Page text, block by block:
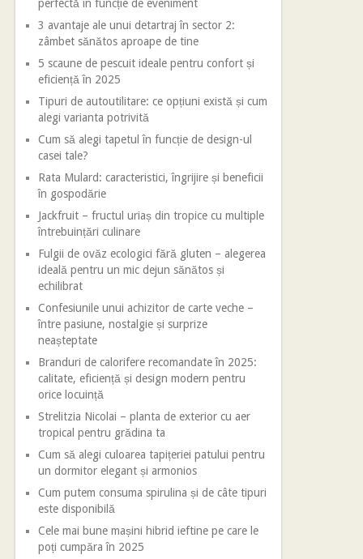
perfectă în funcție de eveniment
3 avantaje ale unui detartraj în sector 2:
zâmbet sănătos aproape de tine
5 scaune de pescuit ideale pentru confort și
eficiență în 2025
Tipuri de autoutilitare: ce opțiuni există și cum
alegi varianta potrivită
Cum să alegi tapetul în funcție de design-ul
casei tale?
Rata Mulard: caracteristici, îngrijire și beneficii
în gospodărie
Jackfruit – fructul uriaș din tropice cu multiple
întrebuințări culinare
Fulgii de ovăz ecologici fără gluten – alegerea
ideală pentru un mic dejun sănătos și
echilibrat
Confesiunile unui achizitor de carte veche –
între pasiune, nostalgie și surprize
neașteptate
Branduri de calorifere recomandate în 2025:
calitate, eficiență și design modern pentru
orice locuință
Strelitzia Nicolai – planta de exterior cu aer
tropical pentru grădina ta
Cum să alegi culoarea tapițeriei patului pentru
un dormitor elegant și armonios
Cum putem consuma spirulina și de câte tipuri
este disponibilă
Cele mai bune mașini hibrid ieftine pe care le
poți cumpăra în 2025